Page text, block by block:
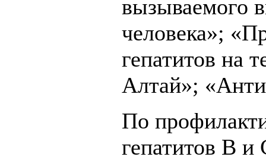
вызываемого
человека»;
гепатитов на
Алтай»;
По
гепатитов В